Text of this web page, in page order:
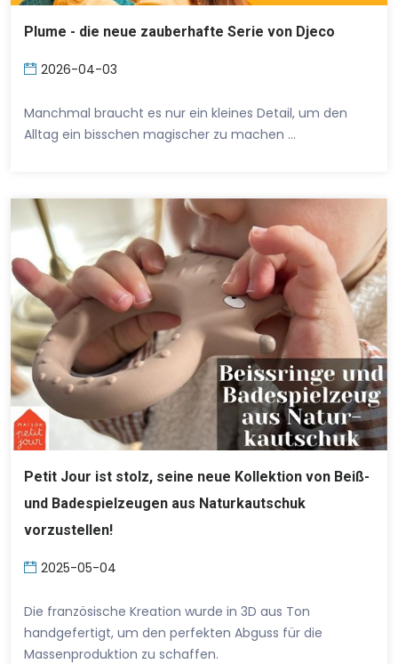
Plume - die neue zauberhafte Serie von Djeco
2026-04-03
Manchmal braucht es nur ein kleines Detail, um den
Alltag ein bisschen magischer zu machen …
Petit Jour ist stolz, seine neue Kollektion von Beiß-
und Badespielzeugen aus Naturkautschuk
vorzustellen!
2025-05-04
Die französische Kreation wurde in 3D aus Ton
handgefertigt, um den perfekten Abguss für die
Massenproduktion zu schaffen.